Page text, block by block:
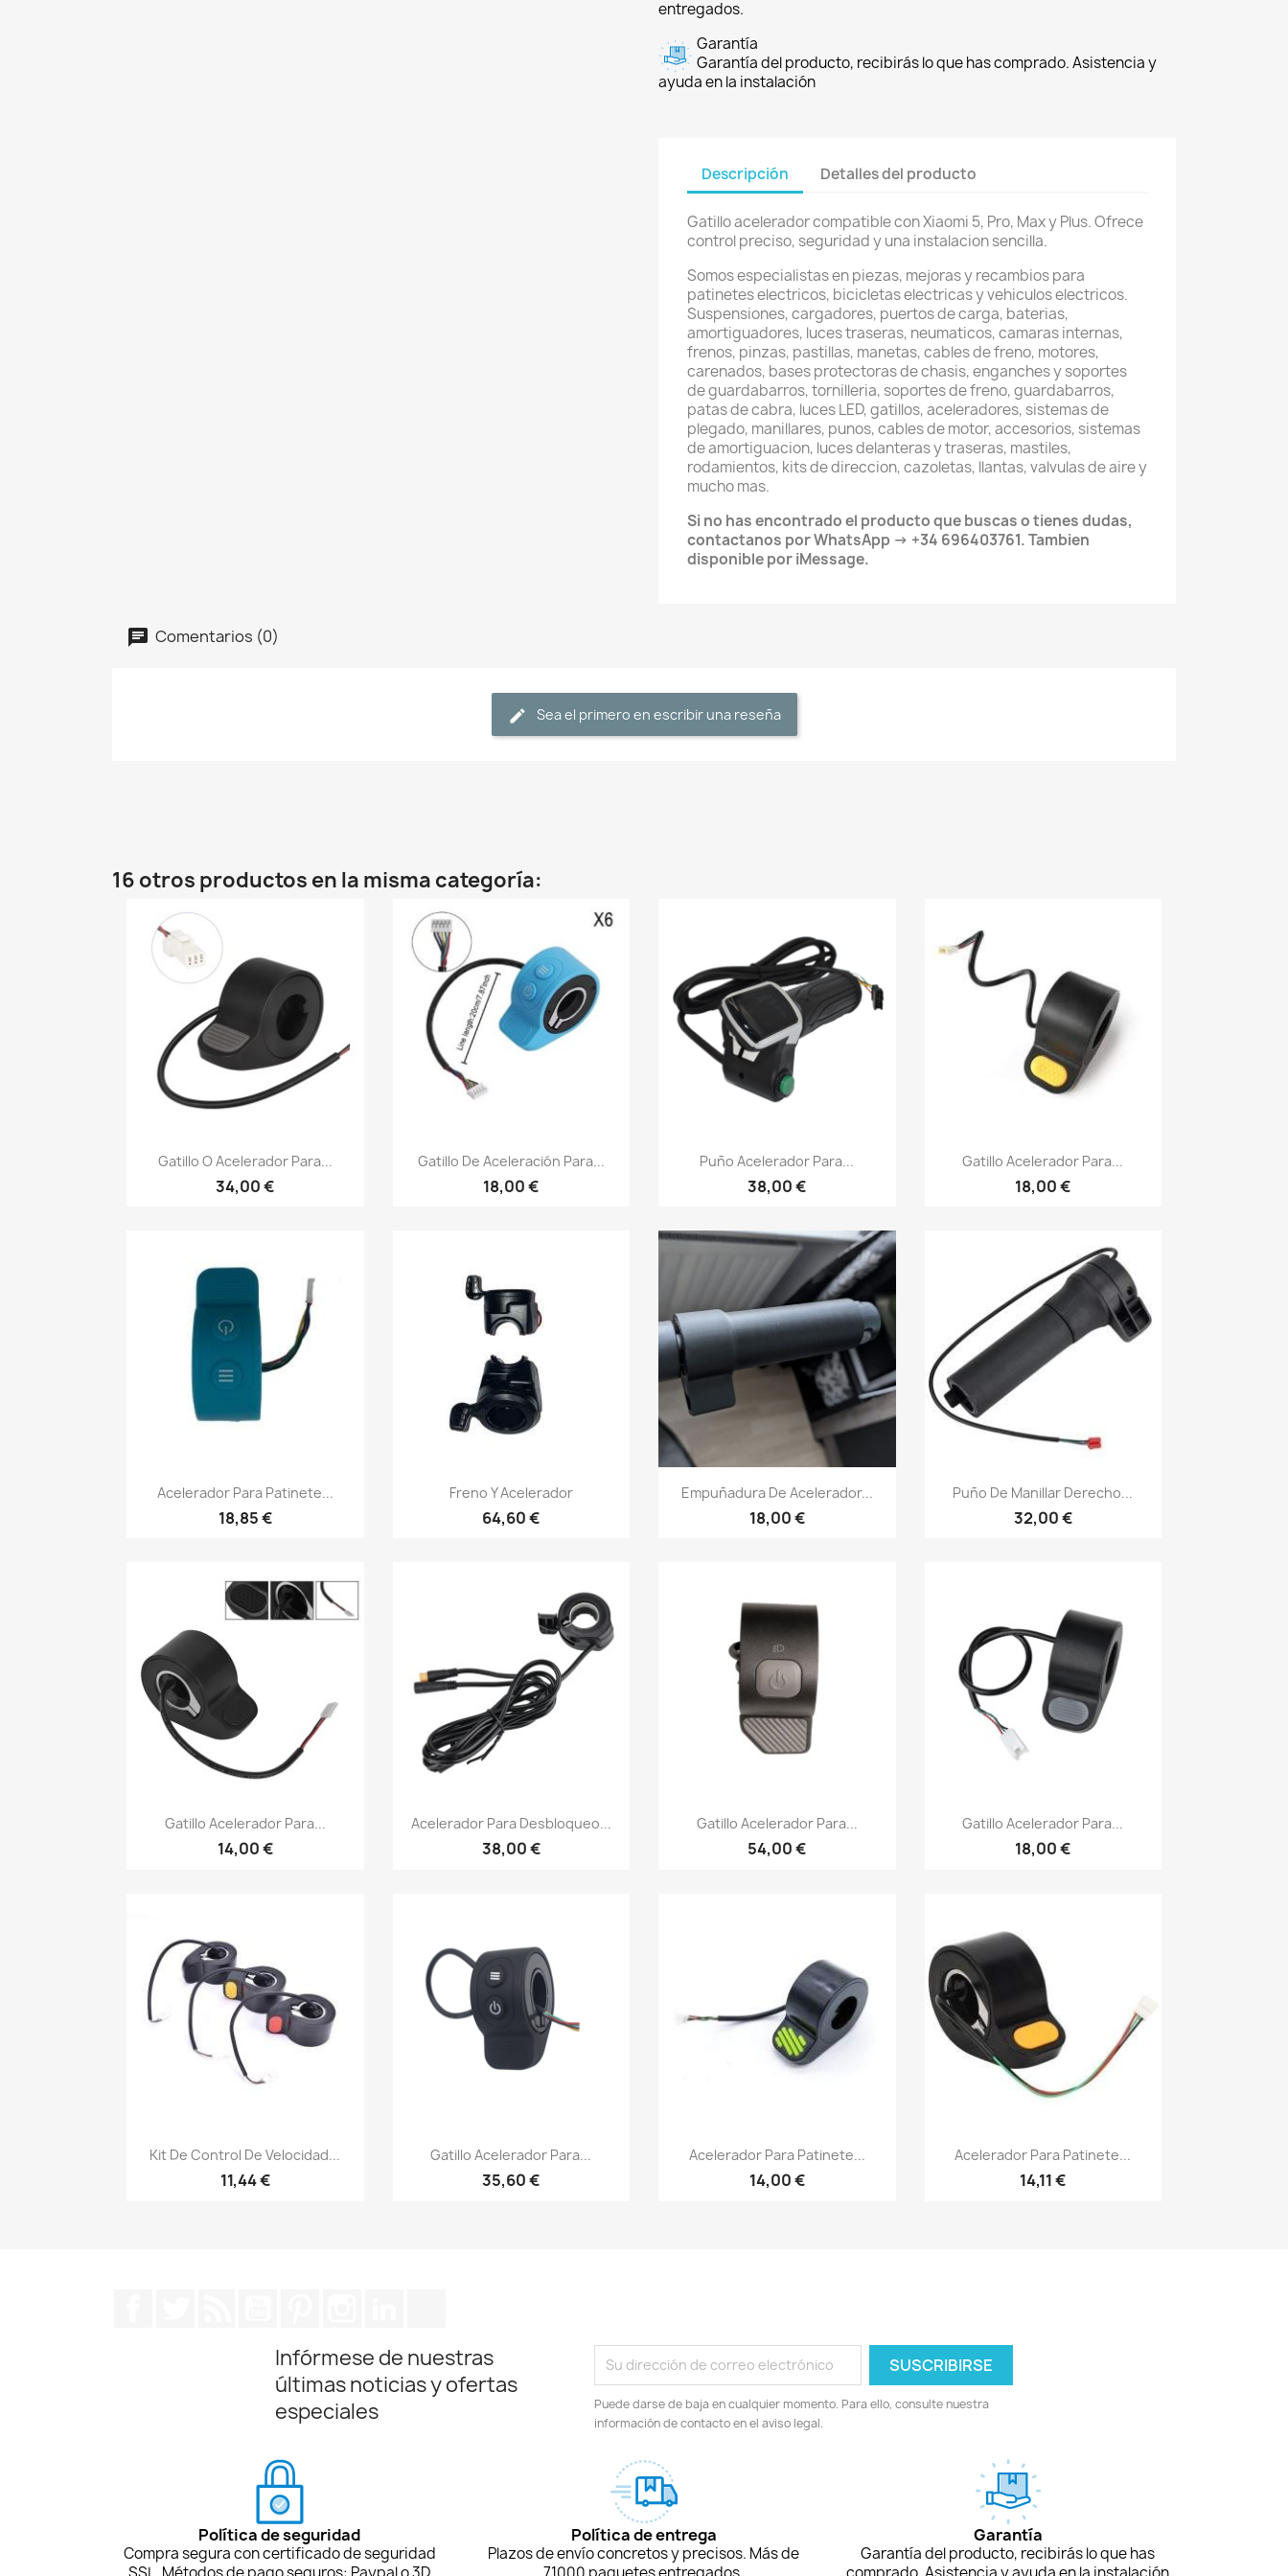
entregados.
Garantía
Garantía del producto, recibirás lo que has comprado. Asistencia y
ayuda en la instalación
Descripción Detalles del producto
Gatillo acelerador compatible con Xiaomi 5, Pro, Max y Plus. Ofrece
control preciso, seguridad y una instalacion sencilla.
Somos especialistas en piezas, mejoras y recambios para
patinetes electricos, bicicletas electricas y vehiculos electricos.
Suspensiones, cargadores, puertos de carga, baterias,
amortiguadores, luces traseras, neumaticos, camaras internas,
frenos, pinzas, pastillas, manetas, cables de freno, motores,
carenados, bases protectoras de chasis, enganches y soportes
de guardabarros, tornilleria, soportes de freno, guardabarros,
patas de cabra, luces LED, gatillos, aceleradores, sistemas de
plegado, manillares, punos, cables de motor, accesorios, sistemas
de amortiguacion, luces delanteras y traseras, mastiles,
rodamientos, kits de direccion, cazoletas, llantas, valvulas de aire y
mucho mas.
Si no has encontrado el producto que buscas o tienes dudas,
contactanos por WhatsApp → +34 696403761. Tambien
disponible por iMessage.
Comentarios (0)
Sea el primero en escribir una reseña
16 otros productos en la misma categoría:
Vista rápida
Gatillo O Acelerador Para...
34,00 €
Vista rápida
Gatillo De Aceleración Para...
18,00 €
Vista rápida
Puño Acelerador Para...
38,00 €
Vista rápida
Gatillo Acelerador Para...
18,00 €
Vista rápida
Acelerador Para Patinete...
18,85 €
Vista rápida
Freno Y Acelerador
64,60 €
Vista rápida
Empuñadura De Acelerador...
18,00 €
 Vista rápida
Puño De Manillar Derecho...
32,00 €
Vista rápida
Gatillo Acelerador Para...
14,00 €
Vista rápida
Acelerador Para Desbloqueo...
38,00 €
Vista rápida
Gatillo Acelerador Para...
54,00 €
Vista rápida
Gatillo Acelerador Para...
18,00 €
Vista rápida
Kit De Control De Velocidad...
11,44 €
Vista rápida
Gatillo Acelerador Para...
35,60 €
Vista rápida
Acelerador Para Patinete...
14,00 €
Vista rápida
Acelerador Para Patinete...
14,11 €
Infórmese de nuestras
últimas noticias y ofertas
especiales
Puede darse de baja en cualquier momento. Para ello, consulte nuestra
información de contacto en el aviso legal.
Política de seguridad
Compra segura con certificado de seguridad
Política de entrega
Plazos de envío concretos y precisos. Más de
Garantía
Garantía del producto, recibirás lo que has